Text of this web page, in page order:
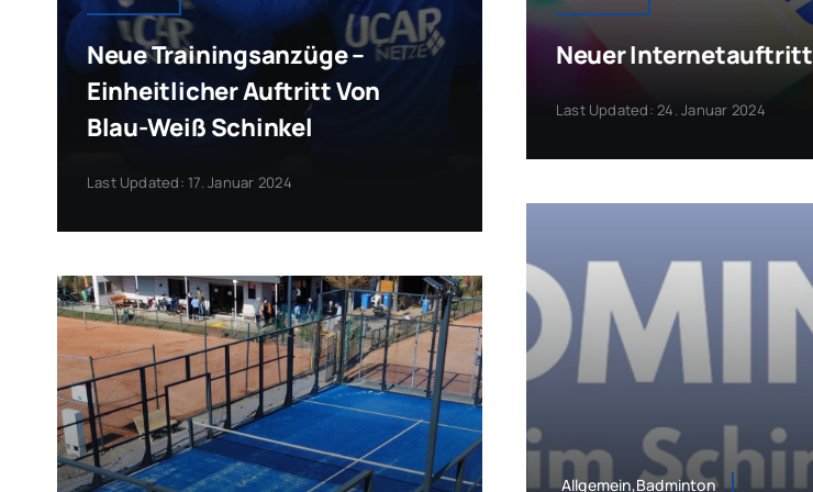
Neue Trainingsanzüge –
Einheitlicher Auftritt Von
Blau-Weiß Schinkel
Last Updated: 17. Januar 2024
Neuer Internetauftritt
Last Updated: 24. Januar 2024
Allgemein,Badminton